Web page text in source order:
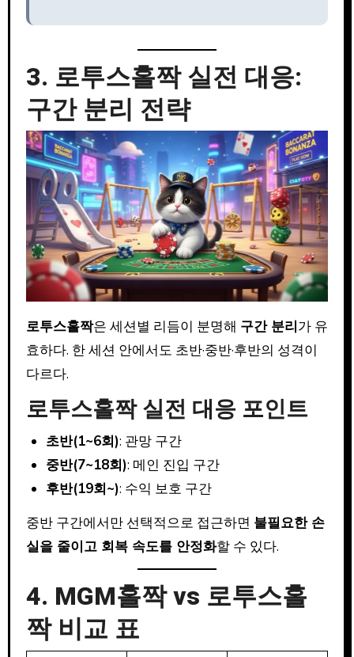
3. 로투스홀짝 실전 대응:
구간 분리 전략
로투스홀짝은 세션별 리듬이 분명해 구간 분리가 유
효하다. 한 세션 안에서도 초반·중반·후반의 성격이
다르다.
로투스홀짝 실전 대응 포인트
초반(1~6회): 관망 구간
중반(7~18회): 메인 진입 구간
후반(19회~): 수익 보호 구간
중반 구간에서만 선택적으로 접근하면 불필요한 손
실을 줄이고 회복 속도를 안정화할 수 있다.
4. MGM홀짝 vs 로투스홀
짝 비교 표